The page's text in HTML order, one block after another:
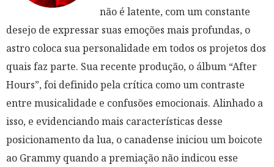
não é latente, com um constante
desejo de expressar suas emoções mais profundas, o
astro coloca sua personalidade em todos os projetos dos
quais faz parte. Sua recente produção, o álbum “After
Hours”, foi definido pela crítica como um contraste
entre musicalidade e confusões emocionais. Alinhado a
isso, e evidenciando mais características desse
posicionamento da lua, o canadense iniciou um boicote
ao Grammy quando a premiação não indicou esse